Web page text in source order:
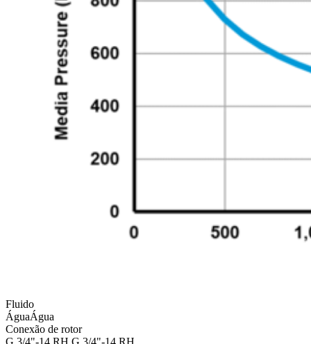
Fluido
ÁguaÁgua
Conexão de rotor
G 3/4"-14 RH G 3/4"-14 RH